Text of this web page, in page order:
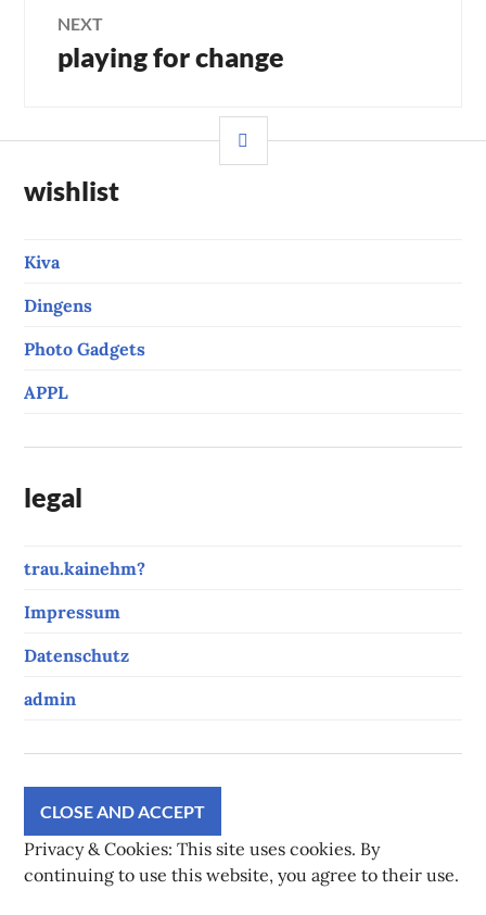
NEXT
Next
post:
playing for change
wishlist
Kiva
Dingens
Photo Gadgets
APPL
legal
trau.kainehm?
Impressum
Datenschutz
admin
Privacy & Cookies: This site uses cookies. By
continuing to use this website, you agree to their use.